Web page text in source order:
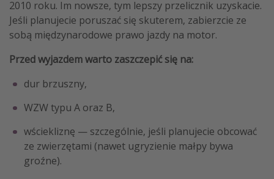
2010 roku. Im nowsze, tym lepszy przelicznik uzyskacie.
Jeśli planujecie poruszać się skuterem, zabierzcie ze
sobą międzynarodowe prawo jazdy na motor.
Przed wyjazdem warto zaszczepić się na:
dur brzuszny,
WZW typu A oraz B,
wściekliznę — szczególnie, jeśli planujecie obcować
ze zwierzętami (nawet ugryzienie małpy bywa
groźne).